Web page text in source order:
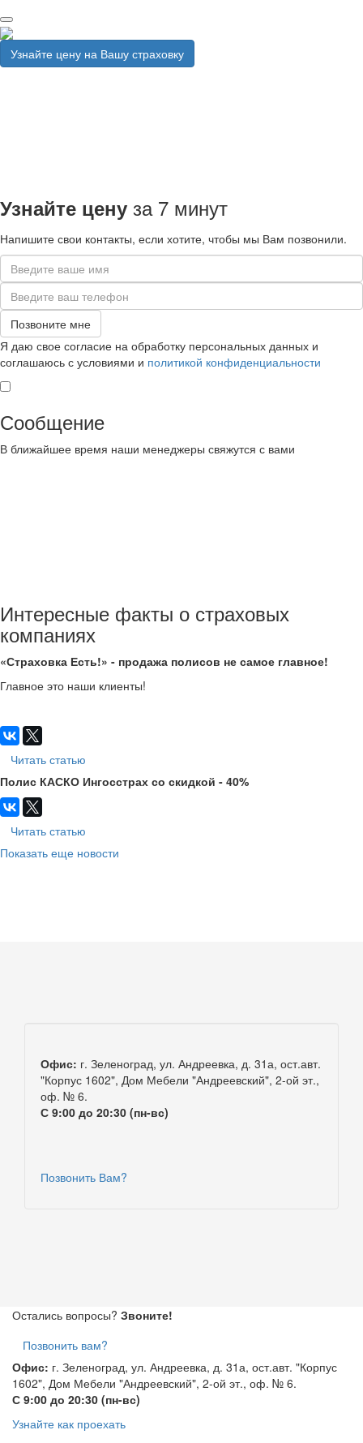
Узнайте цену на Вашу страховку
Узнайте цену за 7 минут
Напишите свои контакты, если хотите, чтобы мы Вам позвонили.
Я даю свое согласие на обработку персональных данных и
соглашаюсь с условиями и политикой конфиденциальности
Сообщение
В ближайшее время наши менеджеры свяжутся с вами
Интересные факты о страховых
компаниях
«Страховка Есть!» - продажа полисов не самое главное!
Главное это наши клиенты!
Читать статью
Полис КАСКО Ингосстрах со скидкой - 40%
Читать статью
Показать еще новости
Офис: г. Зеленоград, ул. Андреевка, д. 31а, ост.авт.
"Корпус 1602", Дом Мебели "Андреевский", 2-ой эт.,
оф. № 6.
С 9:00 до 20:30 (пн-вс)
Позвонить Вам?
Остались вопросы? Звоните!
Позвонить вам?
Офис: г. Зеленоград, ул. Андреевка, д. 31а, ост.авт. "Корпус
1602", Дом Мебели "Андреевский", 2-ой эт., оф. № 6.
С 9:00 до 20:30 (пн-вс)
Узнайте как проехать